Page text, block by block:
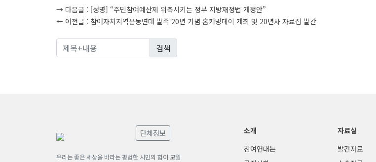
글
탐
색
→ 다음글 : [성명] “주민참여예산제 위축시키는 정부 지방재정법 개정안”
← 이전글 : 참여자치지역운동연대 발족 20년 기념 홈커밍데이 개최 및 20년사 자료집 발간
단체정보
우리는 좋은 세상을 바라는 평범한 시민의 힘이 모일
소개
참여연대는
자료실
발간자료